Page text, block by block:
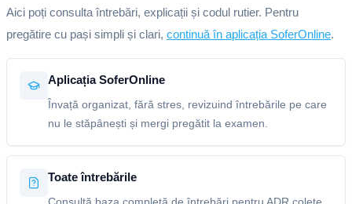
Aici poți consulta întrebări, explicații și codul rutier. Pentru
pregătire cu pași simpli și clari, continuă în aplicația SoferOnline.
Aplicația SoferOnline
Învață organizat, fără stres, revizuind întrebările pe care
nu le stăpânești și mergi pregătit la examen.
Toate întrebările